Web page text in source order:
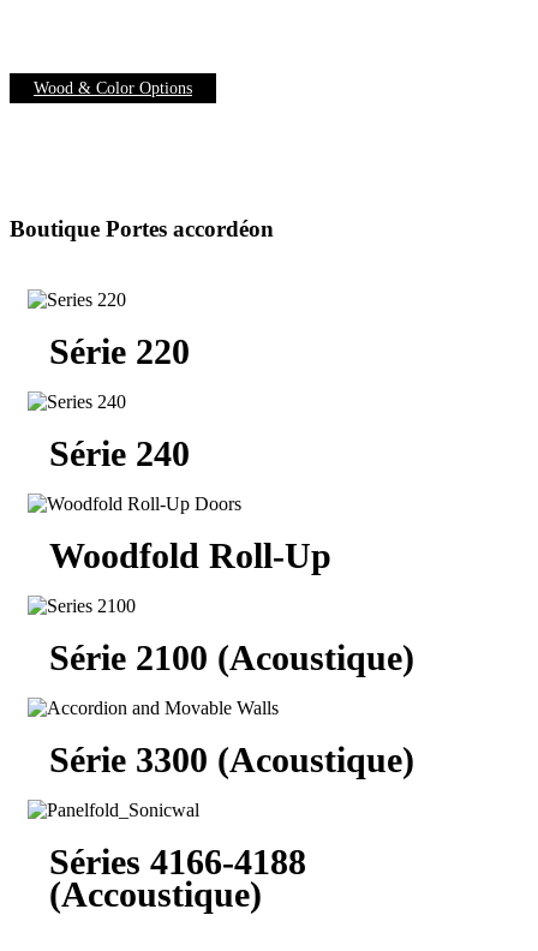
Wood & Color Options
Boutique Portes accordéon
Série 220
Série 240
Woodfold Roll-Up
Série 2100 (Acoustique)
Série 3300 (Acoustique)
Séries 4166-4188
(Accoustique)